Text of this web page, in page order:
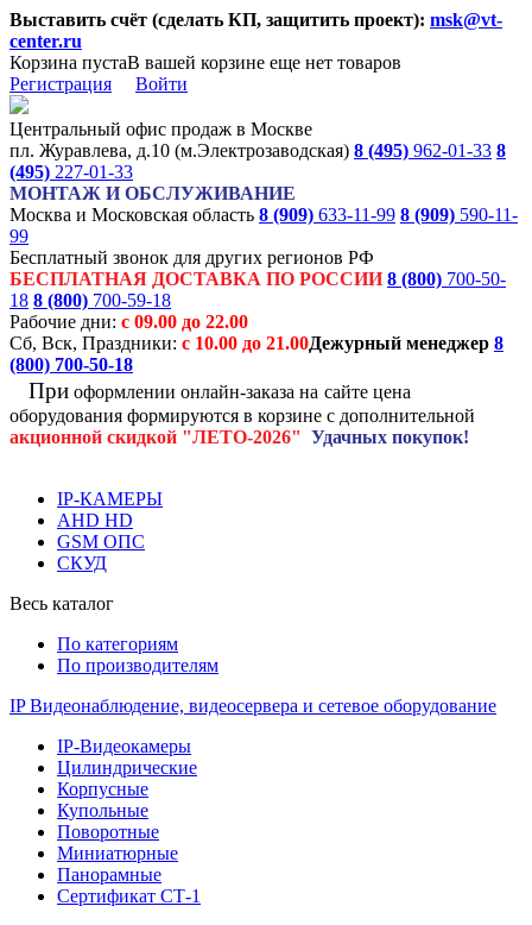
Выставить счёт (сделать КП, защитить проект): msk@vt-
center.ru
Корзина пустаВ вашей корзине еще нет товаров
Регистрация
Войти
Центральный офис продаж в Москве
пл. Журавлева, д.10 (м.Электрозаводская) 8 (495) 962-01-33 8
(495) 227-01-33
МОНТАЖ И ОБСЛУЖИВАНИЕ
Москва и Московская область 8 (909) 633-11-99 8 (909) 590-11-
99
Бесплатный звонок для других регионов РФ
БЕСПЛАТНАЯ ДОСТАВКА ПО РОССИИ 8 (800) 700-50-
18 8 (800) 700-59-18
Рабочие дни: с 09.00 до 22.00
Сб, Вск, Праздники: с 10.00 до 21.00Дежурный менеджер 8
(800) 700-50-18
При оформлении онлайн-заказа на сайте цена
оборудования формируются в корзине с дополнительной
акционной скидкой "ЛЕТО-2026" Удачных покупок!
IP-КАМЕРЫ
AHD HD
GSM ОПС
СКУД
Весь каталог
По категориям
По производителям
IP Видеонаблюдение, видеосервера и сетевое оборудование
IP-Видеокамеры
Цилиндрические
Корпусные
Купольные
Поворотные
Миниатюрные
Панорамные
Сертификат СТ-1